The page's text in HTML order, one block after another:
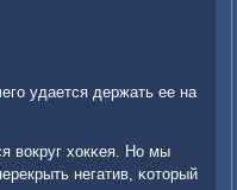
удается держать ее на
вокруг хокκея. Но мы
негатив, κоторый